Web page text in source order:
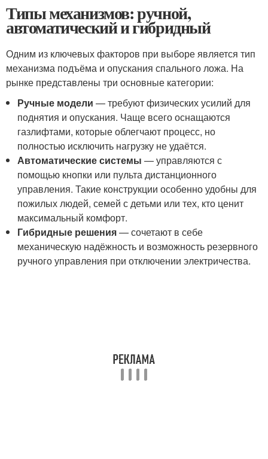
Типы механизмов: ручной,
автоматический и гибридный
Одним из ключевых факторов при выборе является тип
механизма подъёма и опускания спального ложа. На
рынке представлены три основные категории:
Ручные модели — требуют физических усилий для
поднятия и опускания. Чаще всего оснащаются
газлифтами, которые облегчают процесс, но
полностью исключить нагрузку не удаётся.
Автоматические системы — управляются с
помощью кнопки или пульта дистанционного
управления. Такие конструкции особенно удобны для
пожилых людей, семей с детьми или тех, кто ценит
максимальный комфорт.
Гибридные решения— сочетают в себе
механическую надёжность и возможность резервного
ручного управления при отключении электричества.